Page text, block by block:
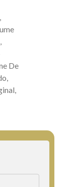
,
,
De
,
,